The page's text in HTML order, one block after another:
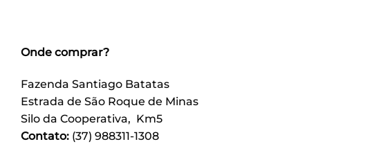
Onde comprar?
Fazenda Santiago Batatas
Estrada de São Roque de Minas
Silo da Cooperativa, Km5
Contato: (37) 988311-1308